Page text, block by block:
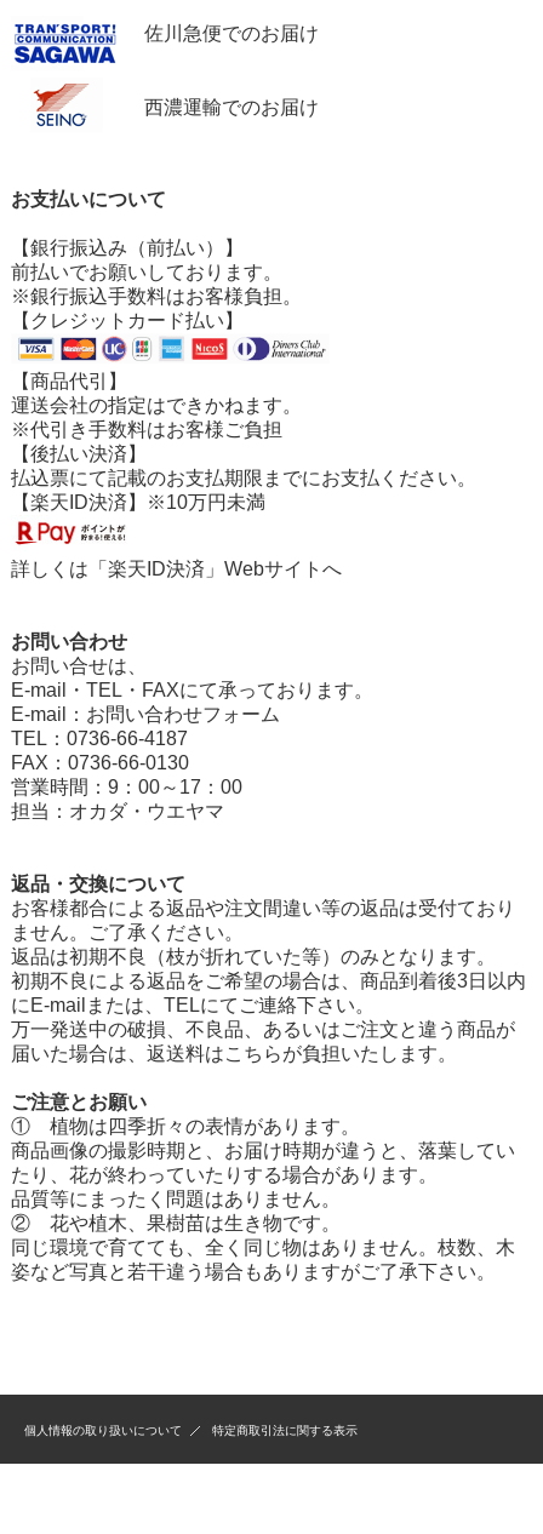
佐川急便でのお届け
西濃運輸でのお届け
お支払いについて
【銀行振込み（前払い）】
前払いでお願いしております。
※銀行振込手数料はお客様負担。
【クレジットカード払い】
【商品代引】
運送会社の指定はできかねます。
※代引き手数料はお客様ご負担
【後払い決済】
払込票にて記載のお支払期限までにお支払ください。
【楽天ID決済】※10万円未満
詳しくは「 楽天ID決済 」Webサイトへ
お問い合わせ
お問い合せは、
E-mail・TEL・FAXにて承っております。
E-mail： お問い合わせフォーム
TEL：0736-66-4187
FAX：0736-66-0130
営業時間：9：00～17：00
担当：オカダ・ウエヤマ
返品・交換について
お客様都合による返品や注文間違い等の返品は受付ており
ません。ご了承ください。
返品は初期不良（枝が折れていた等）のみとなります。
初期不良による返品をご希望の場合は、商品到着後3日以内
にE-mailまたは、TELにてご連絡下さい。
万一発送中の破損、不良品、あるいはご注文と違う商品が
届いた場合は、返送料はこちらが負担いたします。
ご注意とお願い
① 植物は四季折々の表情があります。
商品画像の撮影時期と、お届け時期が違うと、落葉してい
たり、花が終わっていたりする場合があります。
品質等にまったく問題はありません。
② 花や植木、果樹苗は生き物です。
同じ環境で育てても、全く同じ物はありません。枝数、木
姿など写真と若干違う場合もありますがご了承下さい。
個人情報の取り扱いについて 特定商取引法に関する表示